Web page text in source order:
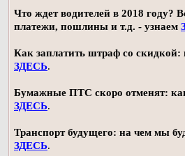
Что ждет водителей в 2018
платежи, пошлины и т.д. - узнаем
Как заплатить штраф со скидкой:
ЗДЕСЬ.
Бумажные ПТС скоро отменят: как
ЗДЕСЬ.
Транспорт будущего: на чем мы
ЗДЕСЬ.